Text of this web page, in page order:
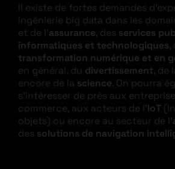
Il existe de fortes demandes
ingénierie big data dans les
et de l’assurance, des services
informatiques et technologiques,
transformation numérique et en
en général, du divertissement, de
encore de la science. On pourra
s’intéresser de près aux
commerce, aux acteurs de l’IoT
objets) ou encore au secteur de l’
des solutions de navigation